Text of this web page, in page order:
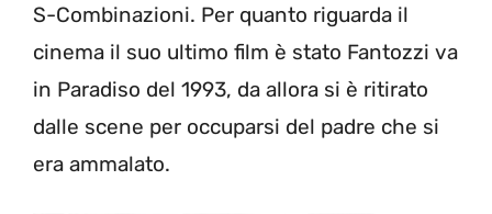
S-Combinazioni. Per quanto riguarda il
cinema il suo ultimo film è stato Fantozzi va
in Paradiso del 1993, da allora si è ritirato
dalle scene per occuparsi del padre che si
era ammalato.